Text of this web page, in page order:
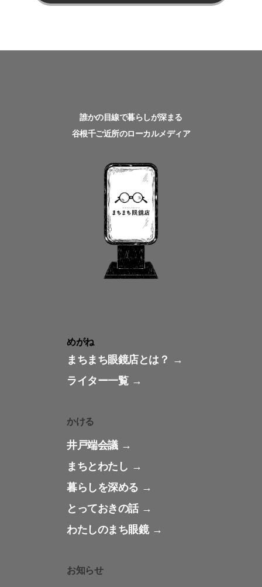
誰かの目線で暮らしが深まる
谷根千ご近所のローカルメディア
めがね
まちまち眼鏡店とは？
ライター一覧
かける
井戸端会議
まちとわたし
暮らしを深める
とっておきの話
わたしのまち眼鏡
お知らせ